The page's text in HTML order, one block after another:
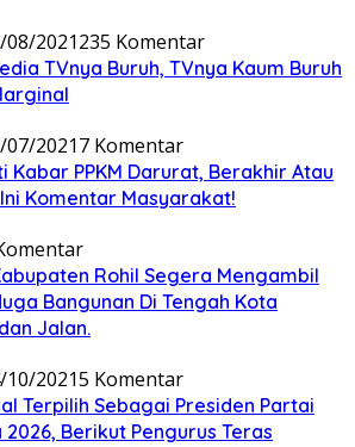
08/2021235 Komentar
TVnya Buruh, TVnya Kaum Buruh
07/20217 Komentar
Kabar PPKM Darurat, Berakhir Atau
Komentar Masyarakat!
Rohil Segera Mengambil
Bangunan Di Tengah Kota
Jalan.
10/20215 Komentar
Terpilih Sebagai Presiden Partai
2026, Berikut Pengurus Teras